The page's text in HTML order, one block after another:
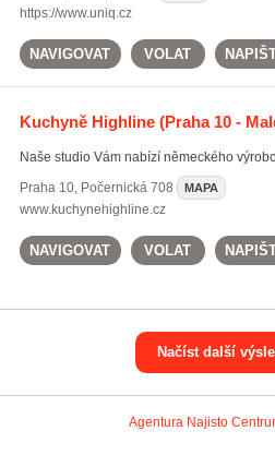
https://www.uniq.cz
NAVIGOVAT VOLAT
Kuchyně Highline(Praha 10 -
Naše studio Vám nabízí německého
Praha 10, Počernická 708 MAPA
www.kuchynehighline.cz
NAVIGOVAT VOLAT
Načíst další
Agentura Najisto